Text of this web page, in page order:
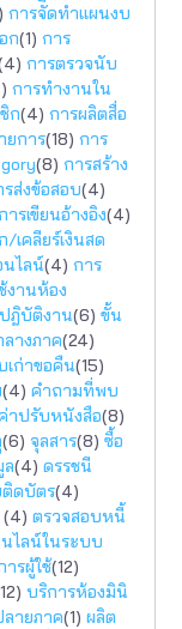
การจัีดทำแผนงบ
ก(1) การ
การตรวจนับ
การทำงานใน
ก(4) การผลิตสื่อ
ยการ(18) การ
(8) การสร้าง
รส่งข้อสอบ(4)
ารเขียนอ้างอิง(4)
/เคลียร์เงินสด
นไลน์(4) การ
งานห้อง
ฎิบัติงาน(6) ขั้น
างภาค(24)
เก่าขอคืน(15)
(4) คำถามที่พบ
าปรับหนังสือ(8)
(6) จุลสาร(8) ซื้อ
ล(4) ดรรชนี
ดบัตร(4)
(4) ตรวจสอบหนี้
ไลน์ในระบบ
ารผู้ใช้(12)
บริการห้องมินิ
ายภาค(1) ผลิต